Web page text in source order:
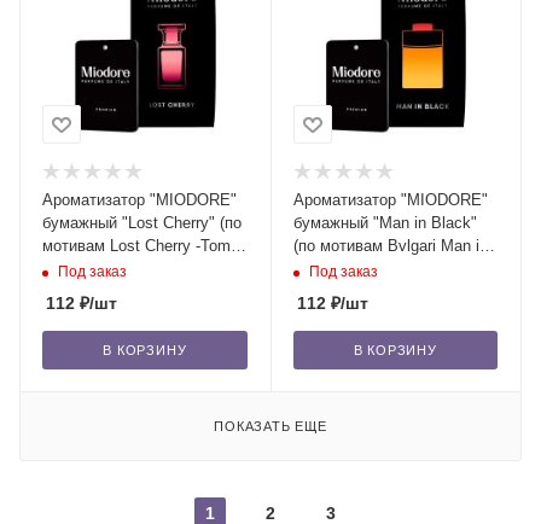
Ароматизатор "MIODORE"
бумажный "Lost Cherry" (по
мотивам Lost Cherry -Tom
Ford)/22
Под заказ
112 ₽/шт
В КОРЗИНУ
Ароматизатор "MIODORE"
бумажный "Man in Black"
(по мотивам Bvlgari Man in
Black - Bvlgari)/22
Под заказ
112₽/шт
В КОРЗИНУ
ПОКАЗАТЬ ЕЩЕ
1 2 3